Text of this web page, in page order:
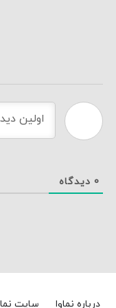
0 دیدگاه
درباره نماوا سایت